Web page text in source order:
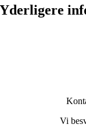
Yderligere
Vi